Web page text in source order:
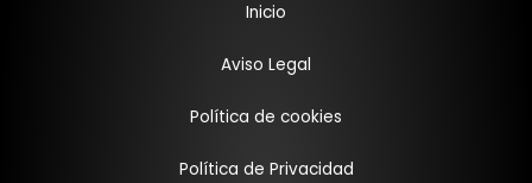
Inicio
Aviso Legal
Política de cookies
Política de Privacidad